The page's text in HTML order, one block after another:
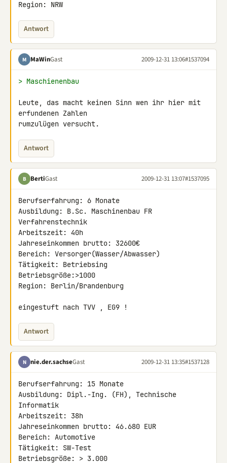
Region: NRW
Antwort
M MaWinGast 2009-12-31 13:06#1537094
> Maschienenbau
Leute, das macht keinen Sinn wen ihr hier mit
erfundenen Zahlen
rumzulügen versucht.
Antwort
B BertiGast 2009-12-31 13:07#1537095
Berufserfahrung: 6 Monate
Ausbildung: B.Sc. Maschinenbau FR
Verfahrenstechnik
Arbeitszeit: 40h
Jahreseinkommen brutto: 32600€
Bereich: Versorger(Wasser/Abwasser)
Tätigkeit: Betriebsing
Betriebsgröße:>1000
Region: Berlin/Brandenburg
eingestuft nach TVV , EG9 !
Antwort
N nie.der.sachseGast 2009-12-31 13:35#1537128
Berufserfahrung: 15 Monate
Ausbildung: Dipl.-Ing. (FH), Technische
Informatik
Arbeitszeit: 38h
Jahreseinkommen brutto: 46.680 EUR
Bereich: Automotive
Tätigkeit: SW-Test
Betriebsgröße: > 3.000